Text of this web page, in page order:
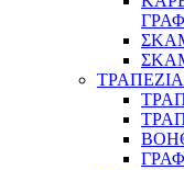
ΤΡΑΠΕΖΙΑ